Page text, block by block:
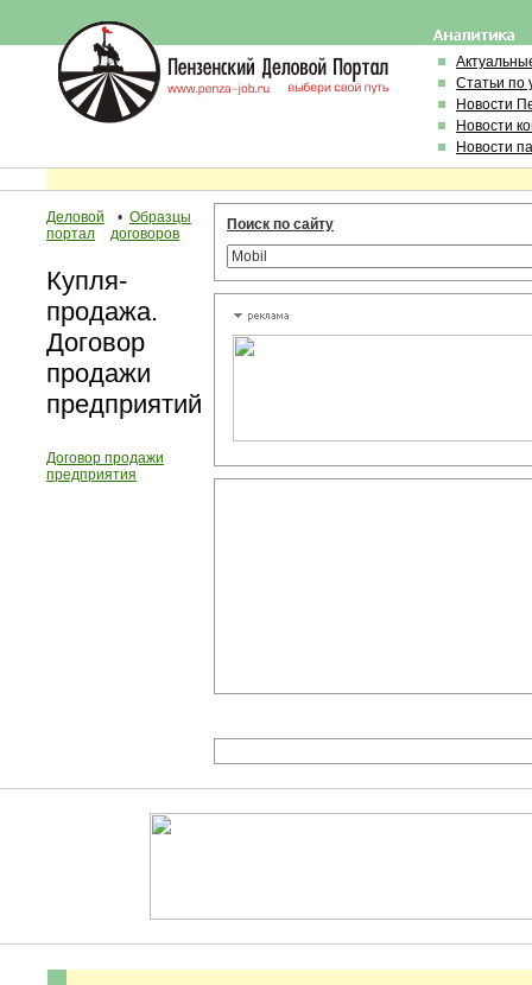
Статьи по
Новости
Новости
Новости
Деловой
портал
• Образцы
договоров
Купля-
продажа.
Договор
продажи
предприятий
Договор продажи
предприятия
Поиск по сайту